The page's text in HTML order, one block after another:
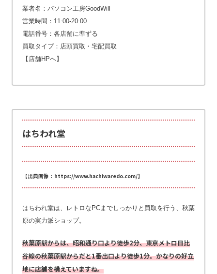
業者名：パソコン工房GoodWill
営業時間：11:00-20:00
電話番号：各店舗に準ずる
買取タイプ：店頭買取・宅配買取
【店舗HPへ】
はちわれ堂
【出典画像：https://www.hachiwaredo.com/】
はちわれ堂は、レトロなPCまでしっかりと買取を行う、秋葉
原の実力派ショップ。
秋葉原駅からは、昭和通り口より徒歩2分、東京メトロ日比
谷線の秋葉原駅からだと1番出口より徒歩1分。かなりの好立
地に店舗を構えていますね。